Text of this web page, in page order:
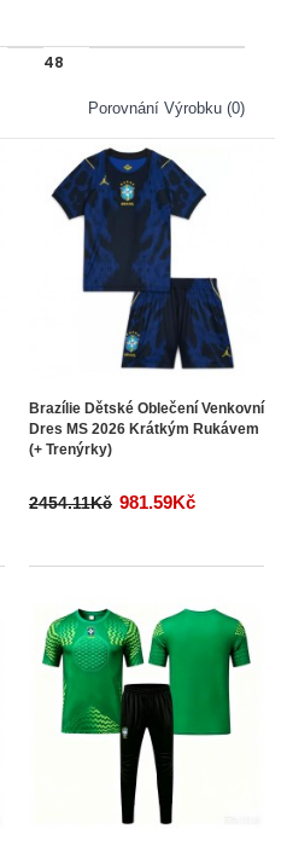
Porovnání Výrobku (0)
Brazílie Dětské Oblečení Venkovní
Dres MS 2026 Krátkým Rukávem
(+ Trenýrky)
2454.11Kč 981.59Kč